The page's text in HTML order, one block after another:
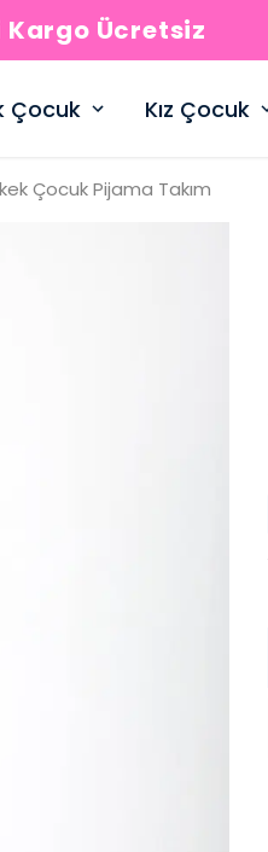
Ücretsiz
Çocuk Kız Çocuk
Çocuk Pijama Takım